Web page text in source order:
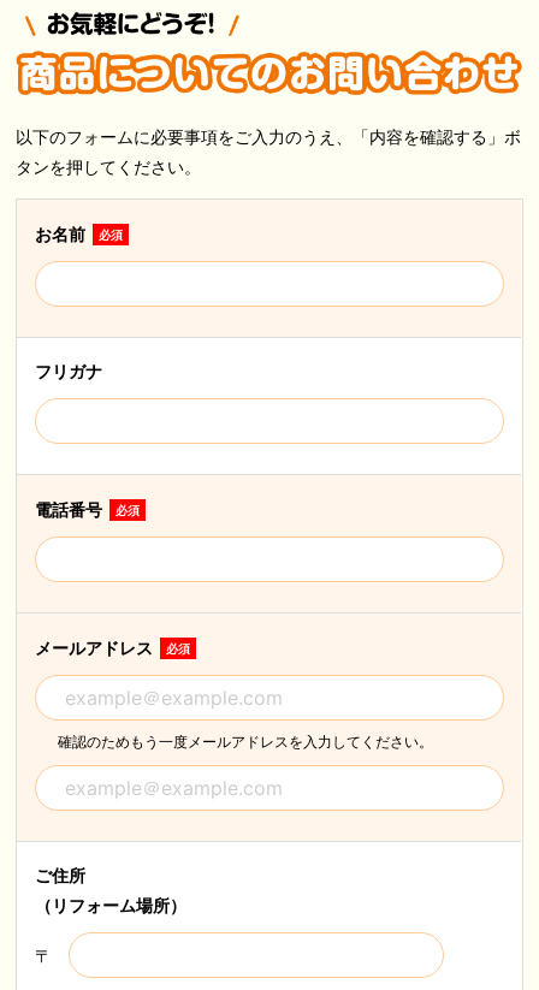
以下のフォームに必要事項をご入力のうえ、「内容を確認する」ボ
タンを押してください。
お名前 必須
フリガナ
電話番号 必須
メールアドレス 必須
確認のためもう一度メールアドレスを入力してください。
ご住所
（リフォーム場所）
〒